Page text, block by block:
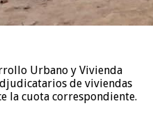
Urbano y Vivienda
de viviendas
la cuota correspondiente.